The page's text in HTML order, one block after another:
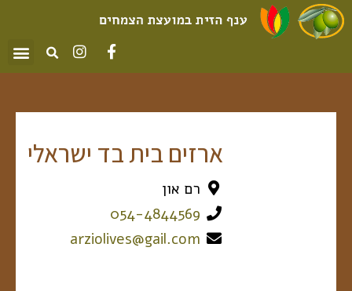
ארזים בית בד ישראלי
רם און
054-4844569
arziolives@gail.com